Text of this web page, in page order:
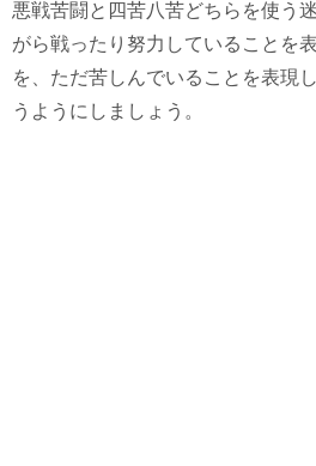
悪戦苦闘と四苦八苦どちらを使う
がら戦ったり努力していることを
を、ただ苦しんでいることを表現
うようにしましょう。